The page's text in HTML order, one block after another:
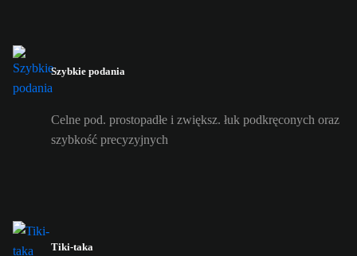
Szybkie podania
Celne pod. prostopadłe i zwiększ. łuk podkręconych oraz
szybkość precyzyjnych
Tiki-taka